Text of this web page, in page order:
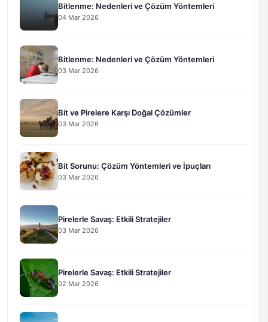
Bitlenme: Nedenleri ve Çözüm Yöntemleri
04 Mar 2026
Bitlenme: Nedenleri ve Çözüm Yöntemleri
03 Mar 2026
Bit ve Pirelere Karşı Doğal Çözümler
03 Mar 2026
Bit Sorunu: Çözüm Yöntemleri ve İpuçları
03 Mar 2026
Pirelerle Savaş: Etkili Stratejiler
03 Mar 2026
Pirelerle Savaş: Etkili Stratejiler
02 Mar 2026